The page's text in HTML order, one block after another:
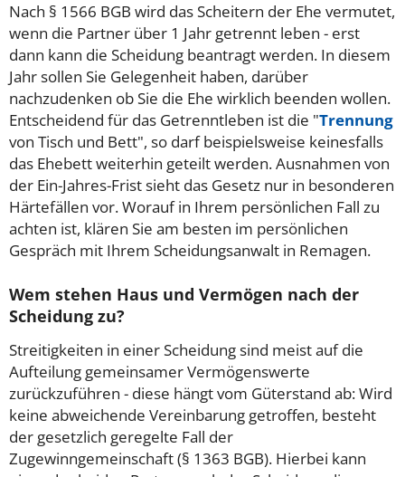
Nach § 1566 BGB wird das Scheitern der Ehe vermutet,
wenn die Partner über 1 Jahr getrennt leben - erst
dann kann die Scheidung beantragt werden. In diesem
Jahr sollen Sie Gelegenheit haben, darüber
nachzudenken ob Sie die Ehe wirklich beenden wollen.
Entscheidend für das Getrenntleben ist die "Trennung
von Tisch und Bett", so darf beispielsweise keinesfalls
das Ehebett weiterhin geteilt werden. Ausnahmen von
der Ein-Jahres-Frist sieht das Gesetz nur in besonderen
Härtefällen vor. Worauf in Ihrem persönlichen Fall zu
achten ist, klären Sie am besten im persönlichen
Gespräch mit Ihrem Scheidungsanwalt in Remagen.
Wem stehen Haus und Vermögen nach der
Scheidung zu?
Streitigkeiten in einer Scheidung sind meist auf die
Aufteilung gemeinsamer Vermögenswerte
zurückzuführen - diese hängt vom Güterstand ab: Wird
keine abweichende Vereinbarung getroffen, besteht
der gesetzlich geregelte Fall der
Zugewinngemeinschaft (§ 1363 BGB). Hierbei kann